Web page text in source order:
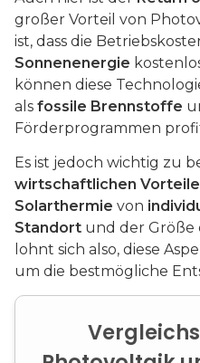
großer Vorteil von
ist, dass die
Sonnenenergie
können diese
als fossile Brennstoffe
Förderprogrammen
Es ist jedoch wichtig zu
wirtschaftlichen Vorteile
Solarthermie von
Standort und der Größe
lohnt sich also, diese
um die bestmögliche